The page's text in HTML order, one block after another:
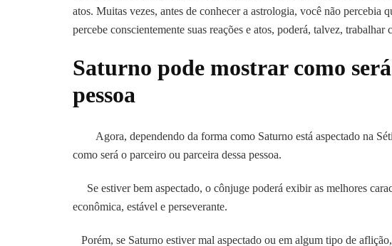
atos. Muitas vezes, antes de conhecer a astrologia, você não percebia
percebe conscientemente suas reações e atos, poderá, talvez,
Saturno pode mostrar como
pessoa
Agora, dependendo da forma como Saturno está aspectado na
como será o parceiro ou parceira dessa pessoa.
Se estiver bem aspectado, o cônjuge poderá exibir as melhores
econômica, estável e perseverante.
Porém, se Saturno estiver mal aspectado ou em algum tipo de